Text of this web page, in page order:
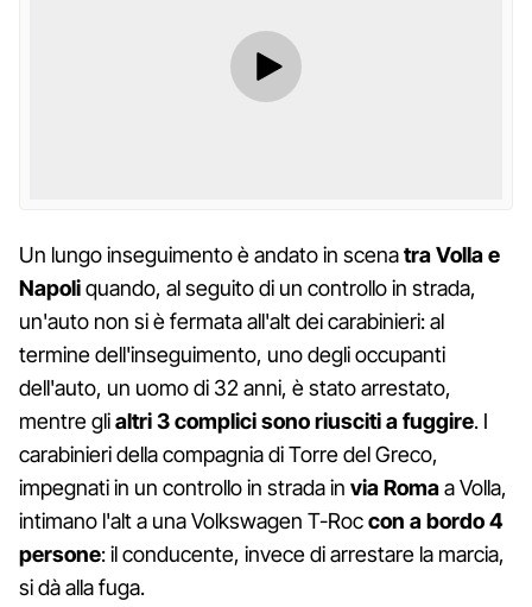
Un lungo inseguimento è andato in scenatra Volla e
Napoliquando, al seguito di un controllo in strada,
un'auto non si è fermata all'alt dei carabinieri: al
termine dell'inseguimento, uno degli occupanti
dell'auto, un uomo di 32 anni, è stato arrestato,
mentre glialtri 3 complici sono riusciti a fuggire. I
carabinieri della compagnia di Torre del Greco,
impegnati in un controllo in strada in via Romaa Volla,
intimano l'alt a una Volkswagen T-Roccon a bordo 4
persone: il conducente, invece di arrestare la marcia,
si dà alla fuga.